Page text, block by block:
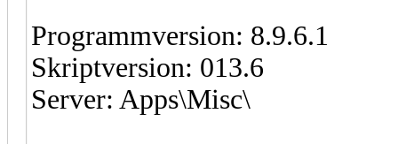
Programmversion: 8.9.6.1
Skriptversion: 013.6
Server: Apps\Misc\